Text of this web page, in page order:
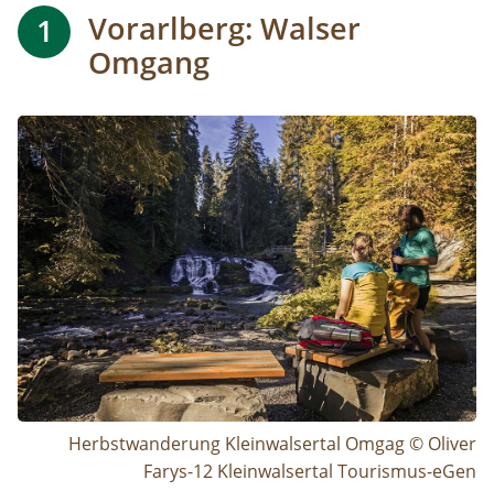
1
Vorarlberg: Walser
Omgang
Image
Herbstwanderung Kleinwalsertal Omgag © Oliver
Farys-12 Kleinwalsertal Tourismus-eGen